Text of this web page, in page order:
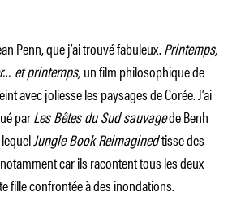
Penn, que j’ai trouvé fabuleux.Printemps,
et printemps,un film philosophique de
avec joliesse les paysages de Corée. J’ai
parLes Bêtes du Sud sauvagede Benh
Jungle Book Reimaginedtisse des
car ils racontent tous les deux
fille confrontée à des inondations.